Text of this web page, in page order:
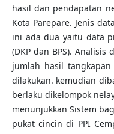
hasil dan pendapatan
Kota Parepare. Jenis
ini ada dua yaitu data
(DKP dan BPS).
jumlah hasil
dilakukan. kemudian
berlaku dikelompok
menunjukkan Sistem
pukat cincin di PPI